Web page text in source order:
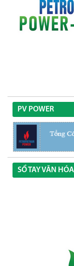
PV POWER
SỔ TAY VĂN HÓA